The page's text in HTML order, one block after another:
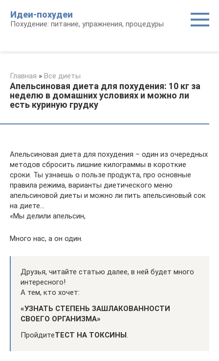
контенту
Идеи-похудеи
Похудение: питание, упражнения, процедуры
Главная » Все диеты
Апельсиновая диета для похудения: 10 кг за
неделю в домашних условиях и можно ли
есть куриную грудку
Апельсиновая диета для похудения – один из очередных
методов сбросить лишние килограммы в короткие
сроки. Ты узнаешь о пользе продукта, про основные
правила режима, варианты диетического меню
апельсиновой диеты и можно ли пить апельсиновый сок
на диете…
«Мы делили апельсин,
Много нас, а он один.
Друзья, читайте статью далее, в ней будет много
интересного!
А тем, кто хочет:
«УЗНАТЬ СТЕПЕНЬ ЗАШЛАКОВАННОСТИ
СВОЕГО ОРГАНИЗМА»
ПройдитеТЕСТ НА ТОКСИНЫ.